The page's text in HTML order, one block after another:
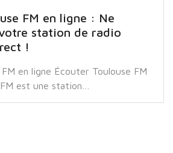
FM en ligne : Ne
station de radio
!
en ligne Écouter Toulouse FM
est une station…